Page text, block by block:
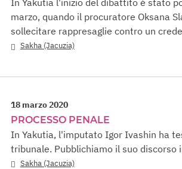
In Yakutia l'inizio del dibattito è stato
marzo, quando il procuratore Oksana
sollecitare rappresaglie contro un
Sakha (Jacuzia)
18 marzo 2020
PROCESSO PENALE
In Yakutia, l'imputato Igor Ivashin ha
tribunale. Pubblichiamo il suo discorso
Sakha (Jacuzia)